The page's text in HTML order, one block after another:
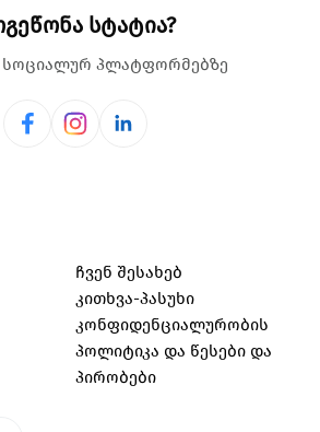
სტატია?
სოციალურ პლატფორმებზე
ჩვენ შესახებ
კითხვა-პასუხი
კონფიდენციალურობის
პოლიტიკა და წესები და
პირობები